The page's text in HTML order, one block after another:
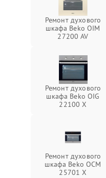
Ремонт духового
шкафа Beko OIM
27200 AV
Ремонт духового
шкафа Beko OIG
22100 X
Ремонт духового
шкафа Beko OCM
25701 X